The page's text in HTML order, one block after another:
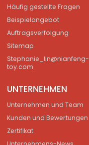
Häufig gestellte Fragen
Beispielangebot
Auftragsverfolgung
Sitemap
Stephanie_lin@nianfeng-
toy.com
UNTERNEHMEN
Unternehmen und Team
Kunden und Bewertungen
Zertifikat